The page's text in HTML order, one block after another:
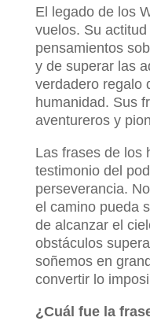
El legado de los
vuelos. Su
pensamientos
y de superar las
verdadero regalo
humanidad. Sus
aventureros y
Las frases de los
testimonio del
perseverancia.
el camino pueda
de alcanzar el
obstáculos
soñemos en
convertir lo
¿Cuál fue la